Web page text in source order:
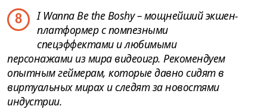
8
I Wanna Be the Boshy – мощнейший экшен-
платформер с помпезными
спецэффектами и любимыми
персонажами из мира видеоигр. Рекомендуем
опытным геймерам, которые давно сидят в
виртуальных мирах и следят за новостями
индустрии.